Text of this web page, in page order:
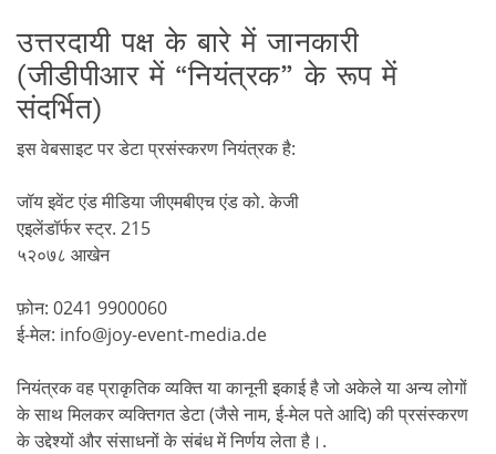
उत्तरदायी पक्ष के बारे में जानकारी
(जीडीपीआर में “नियंत्रक” के रूप में
संदर्भित)
इस वेबसाइट पर डेटा प्रसंस्करण नियंत्रक है:
जॉय इवेंट एंड मीडिया जीएमबीएच एंड को. केजी
एइलेंडॉर्फर स्ट्र. 215
५२०७८ आखेन
फ़ोन: 0241 9900060
ई-मेल: info@joy-event-media.de
नियंत्रक वह प्राकृतिक व्यक्ति या कानूनी इकाई है जो अकेले या अन्य लोगों
के साथ मिलकर व्यक्तिगत डेटा (जैसे नाम, ई-मेल पते आदि) की प्रसंस्करण
के उद्देश्यों और संसाधनों के संबंध में निर्णय लेता है।.